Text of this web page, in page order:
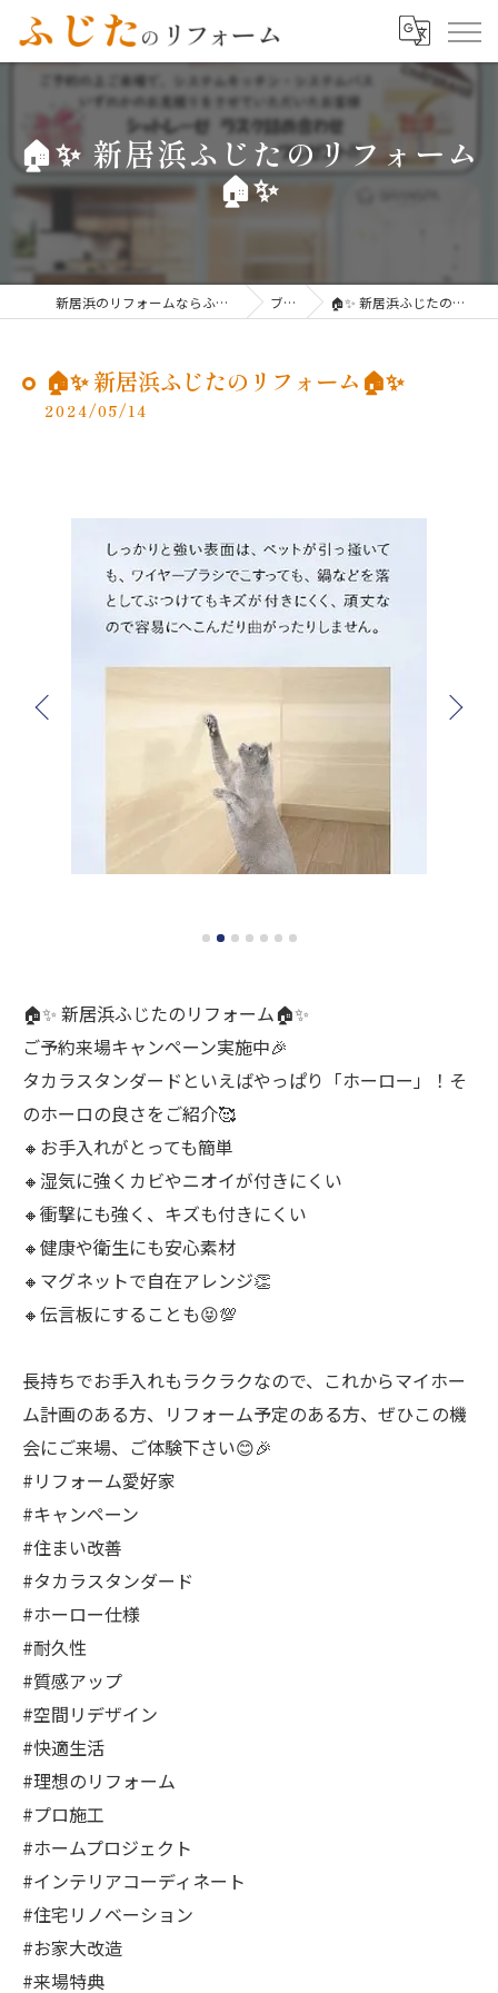
🏠✨ 新居浜ふじたのリフォーム
🏠✨
新居浜のリフォームならふじたのリフォーム ブログ 🏠✨ 新居浜ふじたのリフォーム🏠✨
🏠✨ 新居浜ふじたのリフォーム🏠✨
2024/05/14
🏠✨ 新居浜ふじたのリフォーム🏠✨
ご予約来場キャンペーン実施中🎉
タカラスタンダードといえばやっぱり「ホーロー」！そ
のホーロの良さをご紹介🥰
🔸お手入れがとっても簡単
🔸湿気に強くカビやニオイが付きにくい
🔸衝撃にも強く、キズも付きにくい
🔸健康や衛生にも安心素材
🔸マグネットで自在アレンジ👏
🔸伝言板にすることも😝💯
長持ちでお手入れもラクラクなので、これからマイホー
ム計画のある方、リフォーム予定のある方、ぜひこの機
会にご来場、ご体験下さい😊🎉
#リフォーム愛好家
#キャンペーン
#住まい改善
#タカラスタンダード
#ホーロー仕様
#耐久性
#質感アップ
#空間リデザイン
#快適生活
#理想のリフォーム
#プロ施工
#ホームプロジェクト
#インテリアコーディネート
#住宅リノベーション
#お家大改造
#来場特典